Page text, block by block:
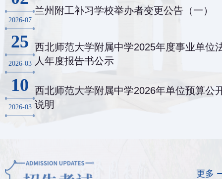
2026-07
兰州附工补习学校举办者变更公告（一）
25
2026-03
西北师范大学附属中学2025年度事业单位
人年度报告书公示
10
2026-03
西北师范大学附属中学2026年单位预算公
说明
更多